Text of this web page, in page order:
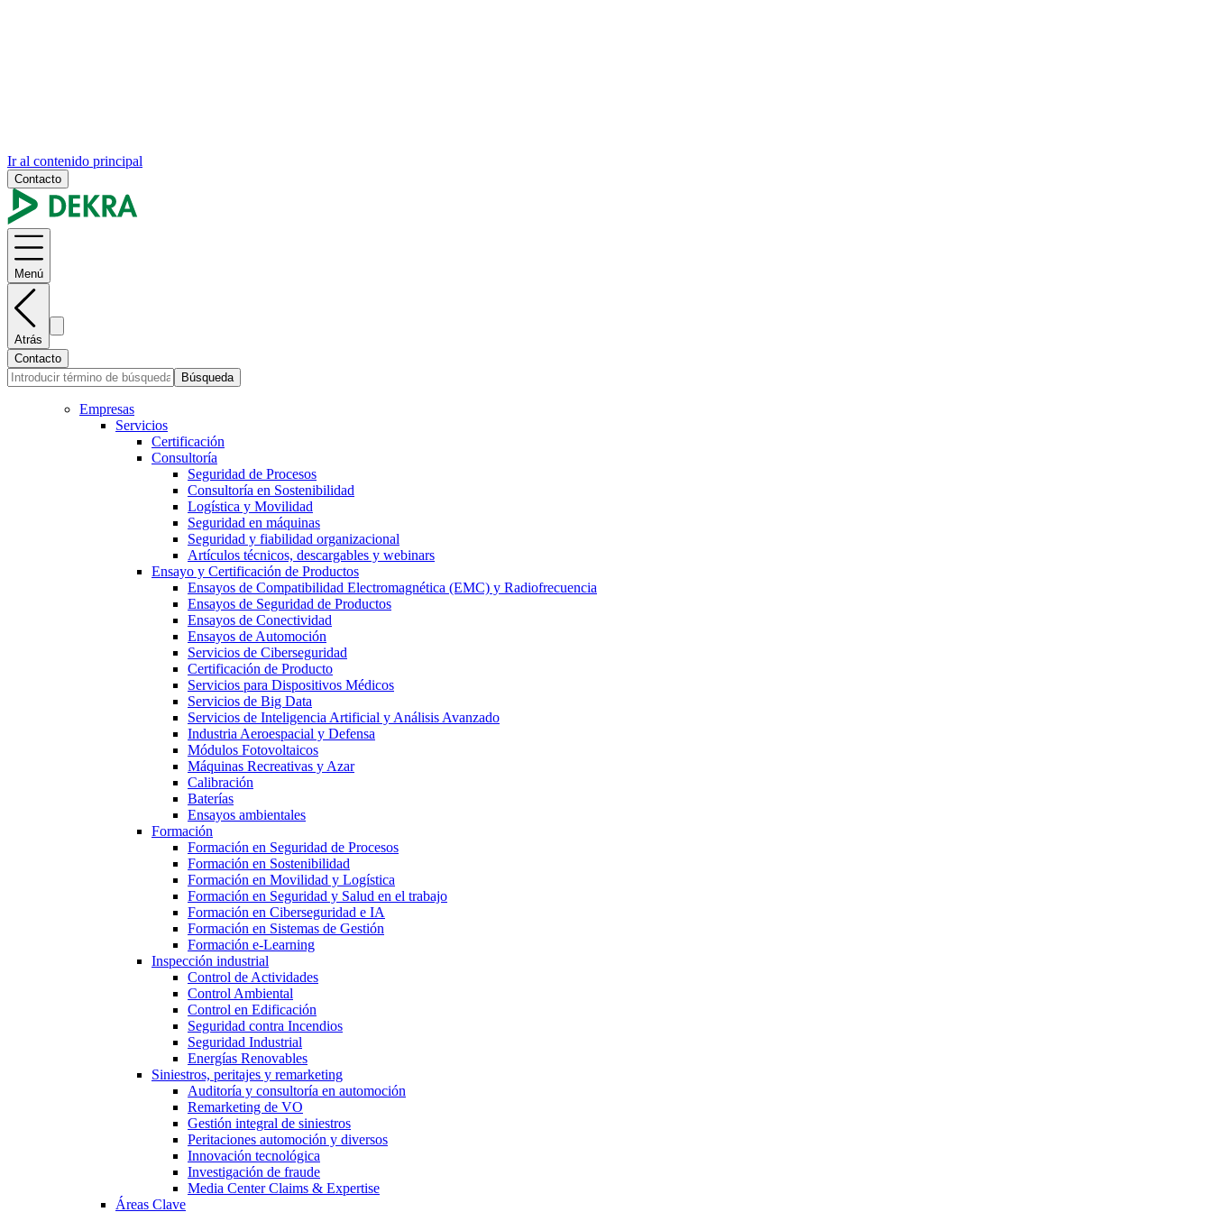
Ir al contenido principal
Contacto
Menú
Atrás
Contacto
Búsqueda
Empresas
Servicios
Certificación
Consultoría
Seguridad de Procesos
Consultoría en Sostenibilidad
Logística y Movilidad
Seguridad en máquinas
Seguridad y fiabilidad organizacional
Artículos técnicos, descargables y webinars
Ensayo y Certificación de Productos
Ensayos de Compatibilidad Electromagnética (EMC) y Radiofrecuencia
Ensayos de Seguridad de Productos
Ensayos de Conectividad
Ensayos de Automoción
Servicios de Ciberseguridad
Certificación de Producto
Servicios para Dispositivos Médicos
Servicios de Big Data
Servicios de Inteligencia Artificial y Análisis Avanzado
Industria Aeroespacial y Defensa
Módulos Fotovoltaicos
Máquinas Recreativas y Azar
Calibración
Baterías
Ensayos ambientales
Formación
Formación en Seguridad de Procesos
Formación en Sostenibilidad
Formación en Movilidad y Logística
Formación en Seguridad y Salud en el trabajo
Formación en Ciberseguridad e IA
Formación en Sistemas de Gestión
Formación e-Learning
Inspección industrial
Control de Actividades
Control Ambiental
Control en Edificación
Seguridad contra Incendios
Seguridad Industrial
Energías Renovables
Siniestros, peritajes y remarketing
Auditoría y consultoría en automoción
Remarketing de VO
Gestión integral de siniestros
Peritaciones automoción y diversos
Innovación tecnológica
Investigación de fraude
Media Center Claims & Expertise
Áreas Clave